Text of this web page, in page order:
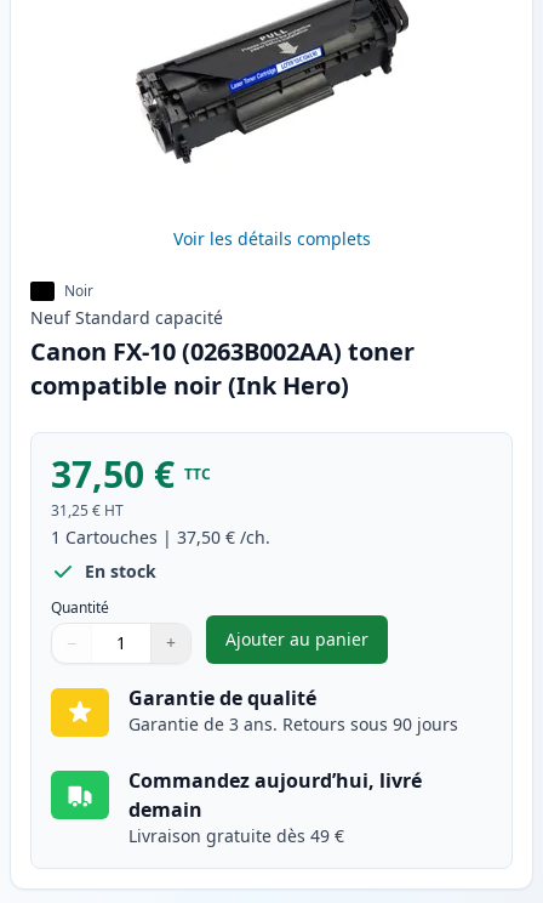
Voir les détails complets
Noir
Neuf Standard capacité
Canon FX-10 (0263B002AA) toner
compatible noir (Ink Hero)
37,50 € TTC
31,25 € HT
1 Cartouches | 37,50 € /ch.
En stock
Quantité
Quantité
Utilisez les boutons pour ajuster
− +
Quantité
Ajouter au panier
,Canon FX-10 (0263B002AA)
Garantie de qualité
Garantie de 3 ans. Retours sous 90 jours
Commandez aujourd’hui, livré
demain
Livraison gratuite dès 49 €